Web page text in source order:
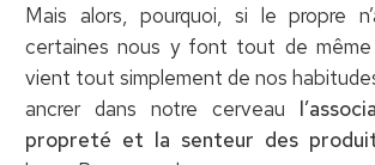
Mais alors, pourquoi, si le propre
certaines nous y font tout de
vient tout simplement de nos
ancrer dans notre cerveau
propreté et la senteur des